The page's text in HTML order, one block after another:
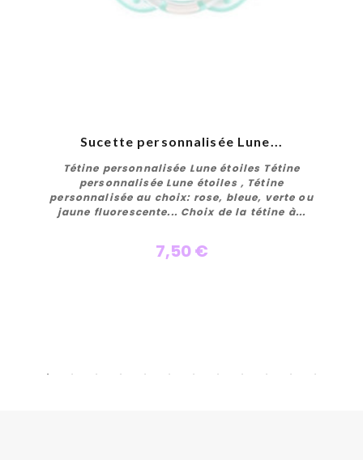
Sucette personnalisée Lune...
Tétine personnalisée Lune étoiles Tétine
personnalisée Lune étoiles , Tétine
personnalisée au choix: rose, bleue, verte ou
jaune fluorescente... Choix de la tétine à...
7,50 €